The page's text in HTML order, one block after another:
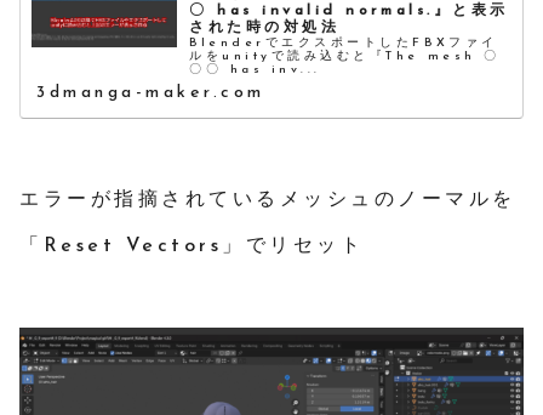
〇 has invalid normals.』と表示
された時の対処法
BlenderでエクスポートしたFBXファイ
ルをunityで読み込むと『The mesh 〇
〇〇 has inv...
3dmanga-maker.com
エラーが指摘されているメッシュのノーマルを
「Reset Vectors」でリセット